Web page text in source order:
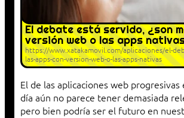
El debate está servido, ¿son
versión web o las apps
https://www.xatakamovil.com/aplicaciones/el-
las-apps-con-version-web-o-las-apps-nativas
El de las aplicaciones web
día aún no parece tener demasiada
pero bien podría ser el futuro en